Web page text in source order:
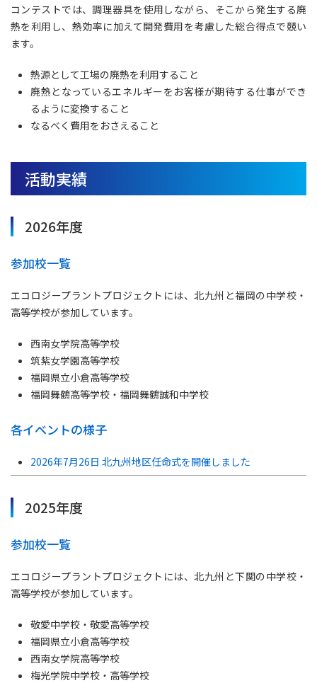
コンテストでは、調理器具を使用しながら、そこから発生する廃
熱を利用し、熱効率に加えて開発費用を考慮した総合得点で競い
ます。
熱源として工場の廃熱を利用すること
廃熱となっているエネルギーをお客様が期待する仕事ができ
るように変換すること
なるべく費用をおさえること
活動実績
2026年度
参加校一覧
エコロジープラントプロジェクトには、北九州と福岡の中学校・
高等学校が参加しています。
西南女学院高等学校
筑紫女学園高等学校
福岡県立小倉高等学校
福岡舞鶴高等学校・福岡舞鶴誠和中学校
各イベントの様子
2026年7月26日 北九州地区任命式を開催しました
2025年度
参加校一覧
エコロジープラントプロジェクトには、北九州と下関の中学校・
高等学校が参加しています。
敬愛中学校・敬愛高等学校
福岡県立小倉高等学校
西南女学院高等学校
梅光学院中学校・高等学校